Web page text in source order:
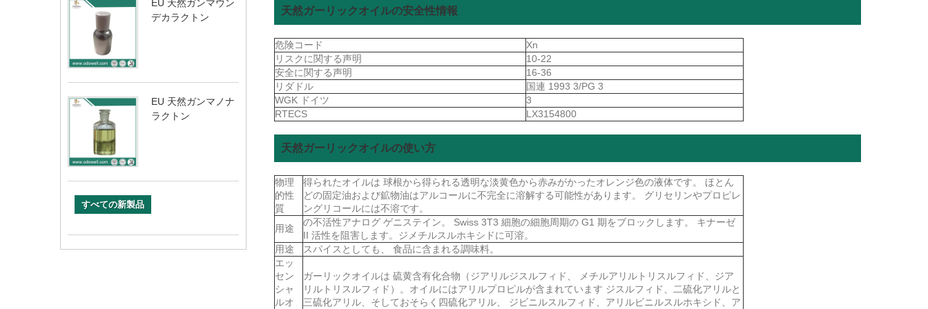
EU 天然ガンマウン
デカラクトン
EU 天然ガンマノナ
ラクトン
すべての新製品
天然ガーリックオイルの安全性情報
危険コード
Xn
リスクに関する声明
10-22
安全に関する声明
16-36
リダドル
国連 1993 3/PG 3
WGK ドイツ
3
RTECS
LX3154800
天然ガーリックオイルの使い方
物理
的性
質
得られたオイルは 球根から得られる透明な淡黄色から赤みがかったオレンジ色の液体です。 ほとん
どの固定油および鉱物油はアルコールに不完全に溶解する可能性があります。 グリセリンやプロピレ
ングリコールには不溶です。
用途
の不活性アナログ ゲニステイン。 Swiss 3T3 細胞の細胞周期の G1 期をブロックします。 キナーゼ
II 活性を阻害します。ジメチルスルホキシドに可溶。
用途
スパイスとしても、 食品に含まれる調味料。
エッ
セン
シャ
ルオ
ガーリックオイルは 硫黄含有化合物（ジアリルジスルフィド、 メチルアリルトリスルフィド、ジア
リルトリスルフィド）。オイルにはアリルプロピルが含まれています ジスルフィド、二硫化アリルと
三硫化アリル、そしておそらく四硫化アリル、 ジビニルスルフィド、アリルビニルスルホキシド、ア